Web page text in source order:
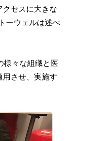
クセスに大きな
ーウェルは述べ
様々な組織と医
させ、実施す